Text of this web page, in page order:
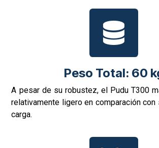
Detalles Técnicos
Pudu T300
es un robot autónomo
un rendimiento excepcional en entornos
sus dimensiones y especificaciones
fundamentales para entender su
funcionalidad. Es un robot altamente
para diversas aplicaciones industriales.
optimizado y su robustez garantizan un
eficiencia operativa y la seguridad en el